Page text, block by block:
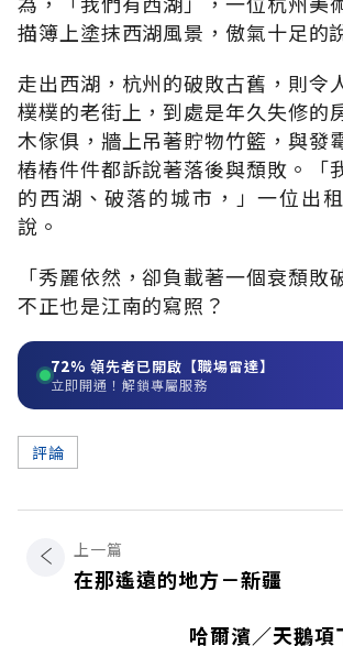
描簿上塗抹西湖風景，傲氣十足的
走出西湖，杭州的破敗古舊，則令
樸樸的老街上，到處是年久失修的
木傢俱，牆上吊著貯物竹籃，與發
樁樁件件都訴說著落後與頹敗。「
的西湖、破落的城市，」一位出
說。
「秀麗依然，卻負載著一個衰頹敗
不正也是江南的寫照？
72% 領先者已開啟【職場雷達】
立即開通！解鎖專屬服務
評論
上一篇
在那遙遠的地方－新疆
哈爾濱／天鵝項